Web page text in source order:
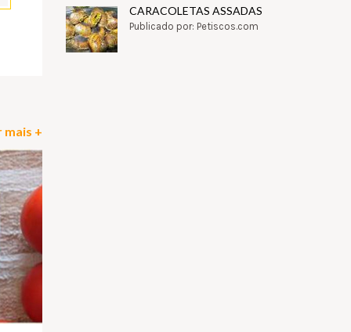
mais +
CARACOLETAS ASSADAS
Publicado por: Petiscos.com